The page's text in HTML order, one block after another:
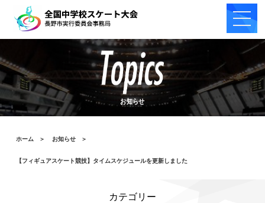
お知らせ
ホーム ＞ お知らせ ＞
【フィギュアスケート競技】タイムスケジュールを更新しました
カテゴリー